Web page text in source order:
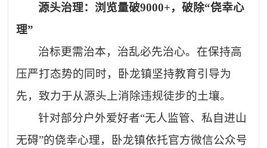
源头治理：浏览量破9000+，破除“侥幸心
理”
治标更需治本，治乱必先治心。在保持高
压严打态势的同时，卧龙镇坚持教育引导为
先，致力于从源头上消除违规徒步的土壤。
针对部分户外爱好者“无人监管、私自进山
无碍”的侥幸心理，卧龙镇依托官方微信公众号